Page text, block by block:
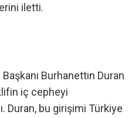
iletti.
Burhanettin Duran
iç cepheyi
Duran, bu girişimi Türkiye